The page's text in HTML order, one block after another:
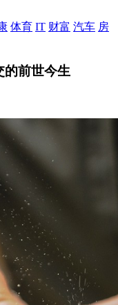
体育 IT 财富 汽车 房
的前世今生